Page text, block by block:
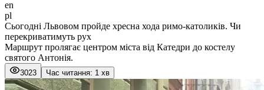
en
pl
Сьогодні Львовом пройде хресна хода римо-католиків. Чи
перекриватимуть рух
Маршрут пролягає центром міста від Катедри до костелу
святого Антонія.
3023 Час читання: 1 хв